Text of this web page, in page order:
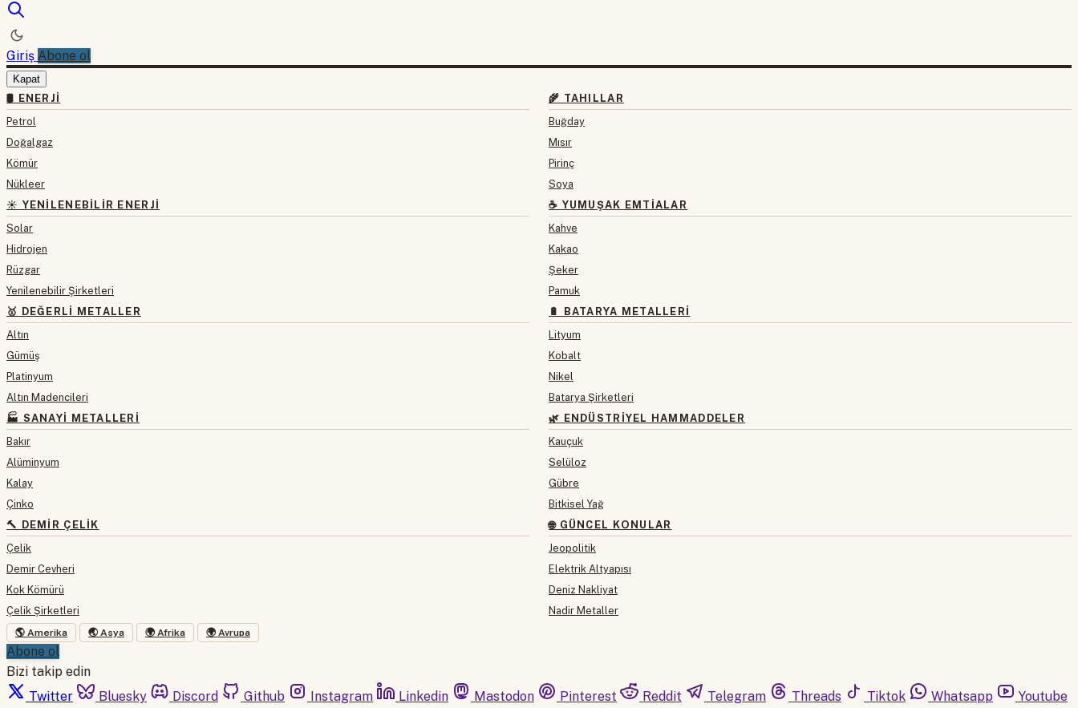
Giriş Abone ol
Kapat
🛢 ENERJI
Petrol
Doğalgaz
Kömür
Nükleer
☀️ YENILENEBILIR ENERJI
Solar
Hidrojen
Rüzgar
Yenilenebilir Şirketleri
🥇 DEĞERLI METALLER
Altın
Gümüş
Platinyum
Altın Madencileri
🏭 SANAYI METALLERI
Bakır
Alüminyum
Kalay
Çinko
🔨 DEMIR ÇELIK
Çelik
Demir Cevheri
Kok Kömürü
Çelik Şirketleri
🌾 TAHILLAR
Buğday
Mısır
Pirinç
Soya
☕ YUMUŞAK EMTIALAR
Kahve
Kakao
Şeker
Pamuk
🔋 BATARYA METALLERI
Lityum
Kobalt
Nikel
Batarya Şirketleri
🌿 ENDÜSTRIYEL HAMMADDELER
Kauçuk
Selüloz
Gübre
Bitkisel Yağ
🌐 GÜNCEL KONULAR
Jeopolitik
Elektrik Altyapısı
Deniz Nakliyat
Nadir Metaller
🌎 Amerika 🌏 Asya 🌍 Afrika 🌍 Avrupa
Abone ol
Bizi takip edin
Twitter
Bluesky Discord Github Instagram Linkedin Mastodon Pinterest Reddit Telegram Threads Tiktok Whatsapp Youtube